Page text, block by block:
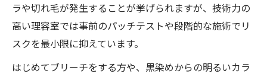
ラや切れ毛が発生することが挙げられますが、技術力の
高い理容室では事前のパッチテストや段階的な施術でリ
スクを最小限に抑えています。
はじめてブリーチをする方や、黒染めからの明るいカラ